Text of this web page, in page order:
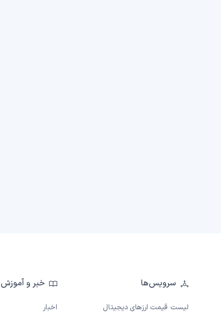
سرویس‌ها
لیست قیمت ارزهای دیجیتال
خبر و آموزش
اخبار